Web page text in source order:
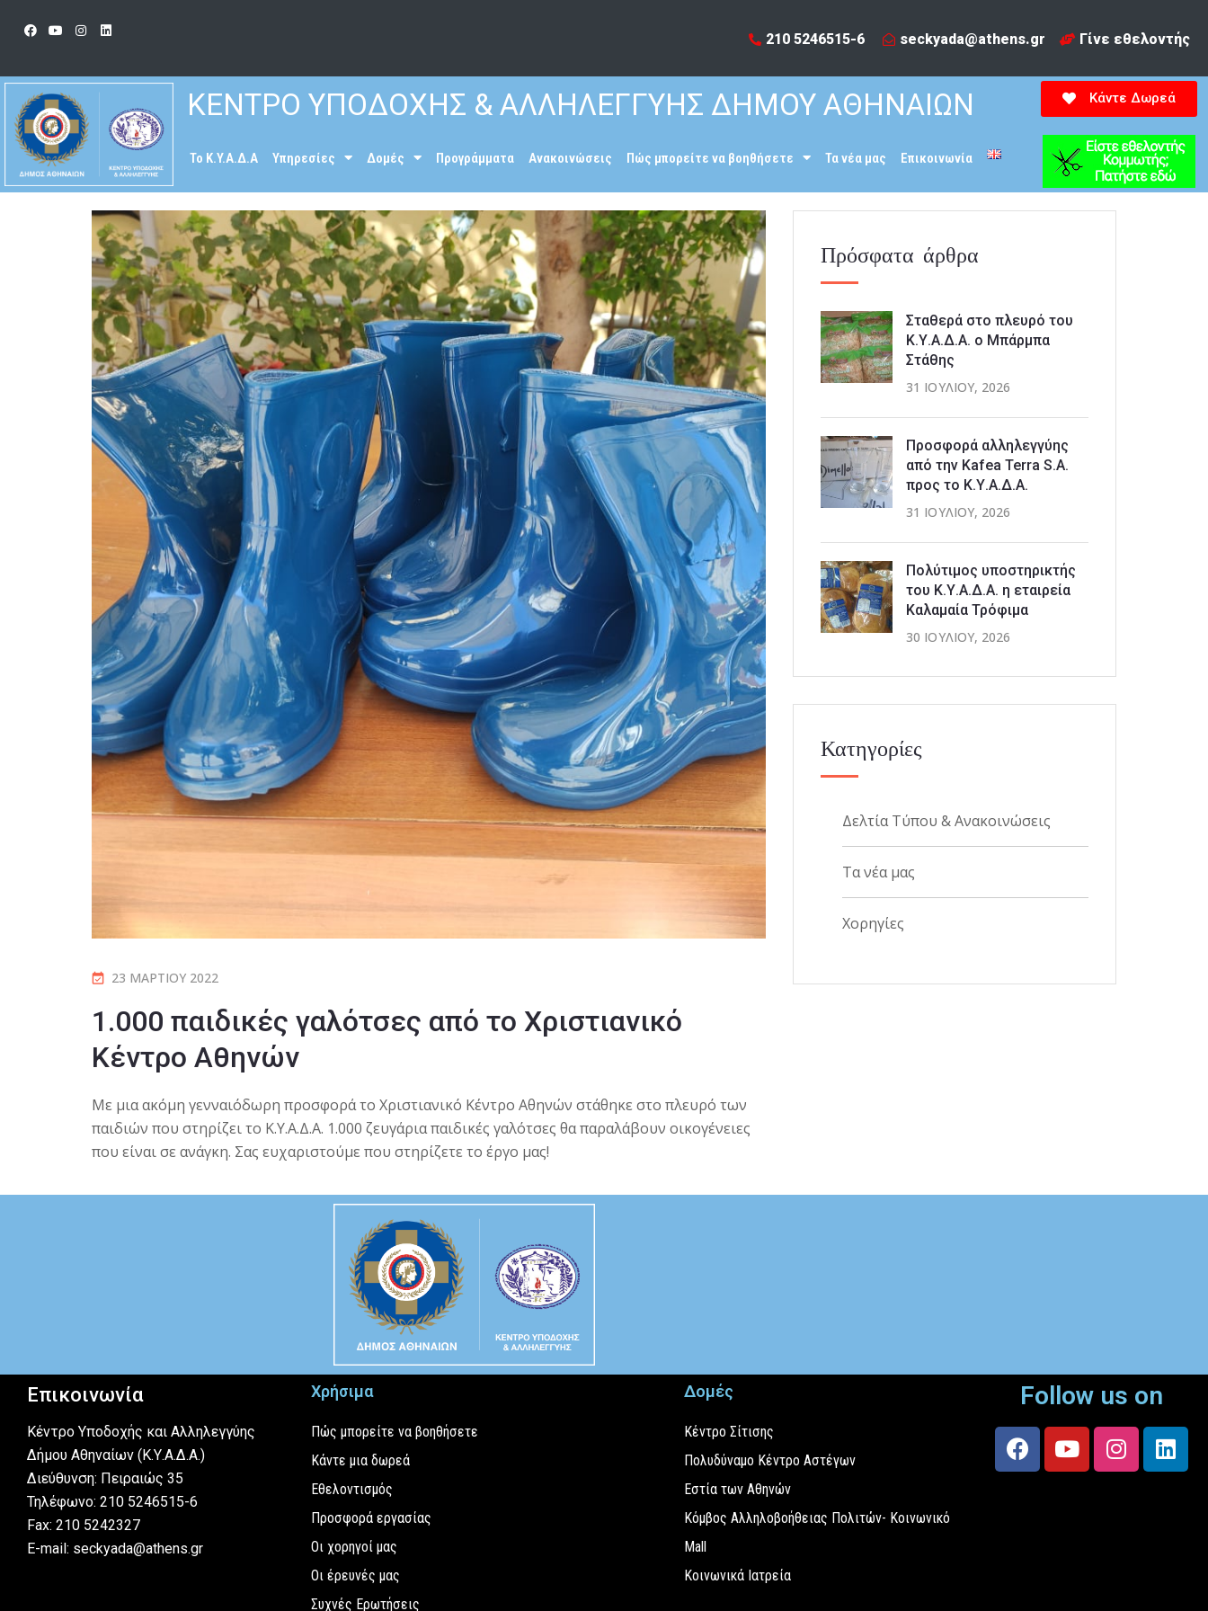
210 5246515-6​ seckyada@athens.gr Γίνε εθελοντής
ΚΕΝΤΡΟ ΥΠΟΔΟΧΗΣ & ΑΛΛΗΛΕΓΓΥΗΣ ΔΗΜΟΥ ΑΘΗΝΑΙΩΝ
To K.Y.A.Δ.Α Υπηρεσίες Δομές Προγράμματα Ανακοινώσεις Πώς μπορείτε να βοηθήσετε Τα νέα μας Επικοινωνία
Κάντε Δωρεά
23 ΜΑΡΤΊΟΥ 2022
1.000 παιδικές γαλότσες από το Χριστιανικό
Κέντρο Αθηνών
Με μια ακόμη γενναιόδωρη προσφορά το Χριστιανικό Κέντρο Αθηνών στάθηκε στο πλευρό των
παιδιών που στηρίζει το Κ.Υ.Α.Δ.Α. 1.000 ζευγάρια παιδικές γαλότσες θα παραλάβουν οικογένειες
που είναι σε ανάγκη. Σας ευχαριστούμε που στηρίζετε το έργο μας!
Πρόσφατα άρθρα
Σταθερά στο πλευρό του
Κ.Υ.Α.Δ.Α. ο Μπάρμπα
Στάθης
31 ΙΟΥΛΊΟΥ, 2026
Προσφορά αλληλεγγύης
από την Kafea Terra S.A.
προς το Κ.Υ.Α.Δ.Α.
31 ΙΟΥΛΊΟΥ, 2026
Πολύτιμος υποστηρικτής
του Κ.Υ.Α.Δ.Α. η εταιρεία
Καλαμαία Τρόφιμα
30 ΙΟΥΛΊΟΥ, 2026
Κατηγορίες
Δελτία Τύπου & Ανακοινώσεις
Τα νέα μας
Χορηγίες
Επικοινωνία
Κέντρο Υποδοχής και Αλληλεγγύης
Δήμου Αθηναίων (Κ.Υ.Α.Δ.Α.)
Διεύθυνση: Πειραιώς 35
Τηλέφωνο: 210 5246515-6
Fax: 210 5242327
E-mail: seckyada@athens.gr
Χρήσιμα
Πώς μπορείτε να βοηθήσετε
Κάντε μια δωρεά
Εθελοντισμός
Προσφορά εργασίας
Οι χορηγοί μας
Οι έρευνές μας
Συχνές Ερωτήσεις
Δομές
Κέντρο Σίτισης
Πολυδύναμο Κέντρο Αστέγων
Εστία των Αθηνών
Κόμβος Αλληλοβοήθειας Πολιτών- Κοινωνικό
Mall
Κοινωνικά Ιατρεία
Follow us on